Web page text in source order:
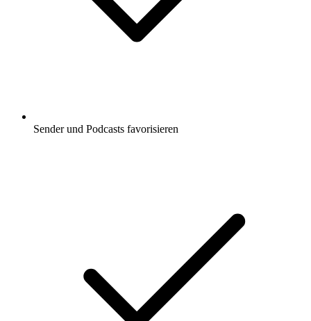
Sender und Podcasts favorisieren